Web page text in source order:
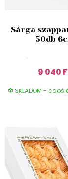
Sárga
50db
9 040
SKLADOM -